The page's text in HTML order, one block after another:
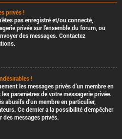
privés !
pas enregistré et/ou connecté,
privée sur l’ensemble du forum, ou
des messages. Contactez
!
les messages privés d’un membre en
paramètres de votre messagerie privée.
abusifs d’un membre en particulier,
Ce dernier a la possibilité d’empêcher
des messages privés.